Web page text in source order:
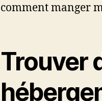
comment manger
Trouver